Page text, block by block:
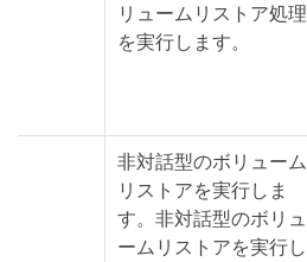
リュームリストア処理
を実行します。
非対話型のボリューム
リストアを実行しま
す。非対話型のボリュ
ームリストアを実行し